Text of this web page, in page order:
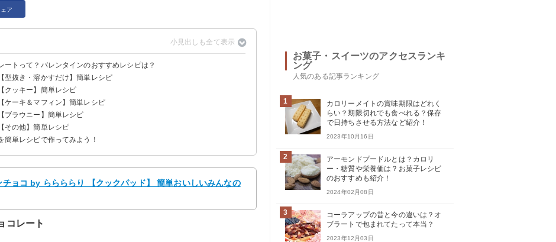
ア
トって？バレンタインのおすすめレシピは？
型抜き・溶かすだけ】簡単レシピ
プチョコ
ト
クッキー】簡単レシピ
ッキー
トクッキー
ケーキ＆マフィン】簡単レシピ
ラ
ップケーキ
ブラウニー】簡単レシピ
その他】簡単レシピ
ン単レシピで作ってみよう！
ョコ by ららららり 【クックパッド】 簡単おいしいみんなの
コレート
お菓子・スイーツのアクセスランキ
ング
人気のある記事ランキング
1
カロリーメイトの賞味期限はどれく
らい？期限切れでも食べれる？保存
で日持ちさせる方法など紹介！
2023年10月16日
2
アーモンドプードルとは？カロリ
ー・糖質や栄養価は？お菓子レシピ
のおすすめも紹介！
2024年02月08日
3
コーラアップの昔と今の違いは？オ
ブラートで包まれてたって本当？
2023年12月03日